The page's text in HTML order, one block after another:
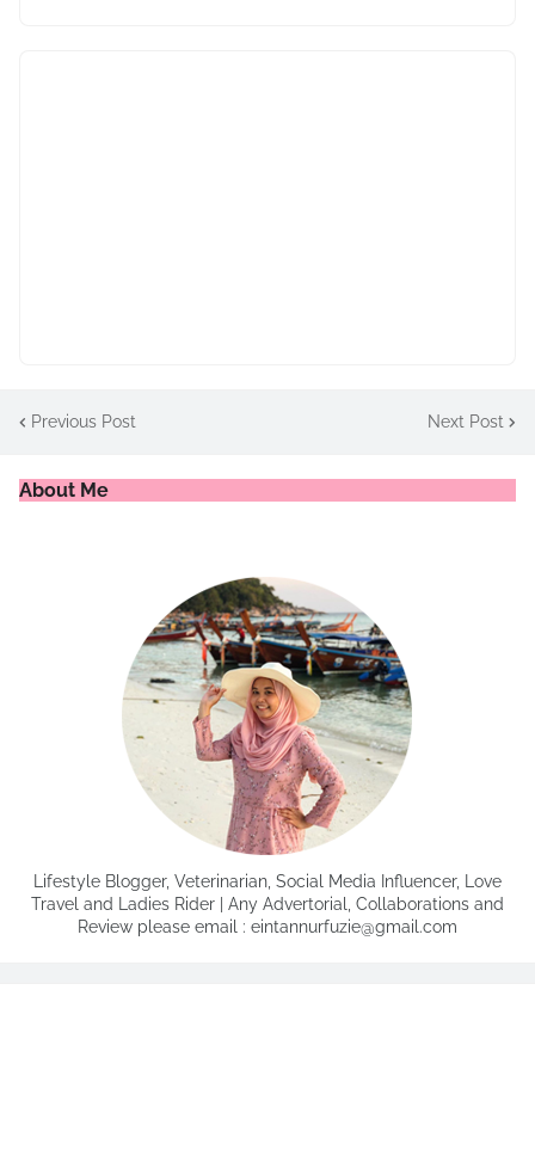
Previous Post Next Post
About Me
Lifestyle Blogger, Veterinarian, Social Media Influencer, Love
Travel and Ladies Rider | Any Advertorial, Collaborations and
Review please email : eintannurfuzie@gmail.com